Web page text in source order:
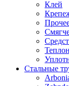
Клей
Стальные